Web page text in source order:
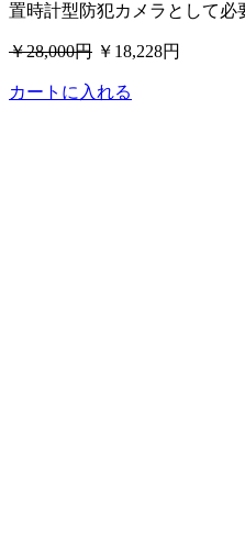
置時計型防犯カメラとして必
￥28,000円 ￥18,228円
カートに入れる